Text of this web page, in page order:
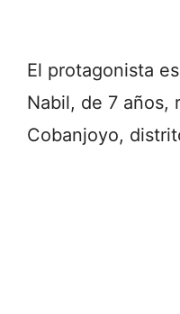
El protagonista
Nabil, de 7 años,
Cobanjoyo,